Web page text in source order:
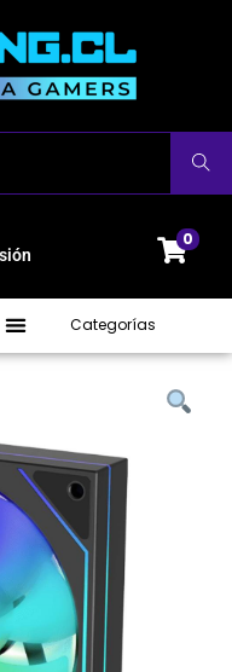
Buscar
0
Categorías